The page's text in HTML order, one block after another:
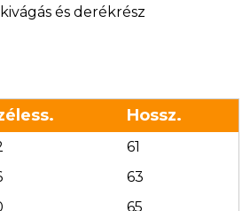
és derékrész
Hossz.
61
63
65